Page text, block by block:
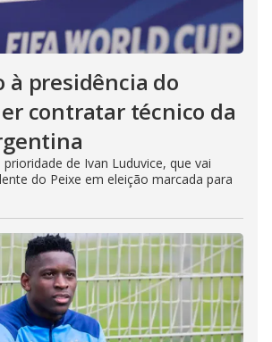
à presidência do
contratar técnico da
de Ivan Luduvice, que vai
do Peixe em eleição marcada para